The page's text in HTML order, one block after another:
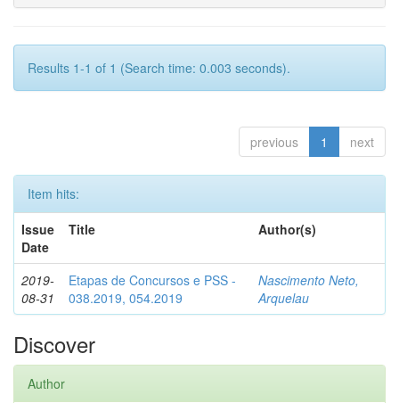
Results 1-1 of 1 (Search time: 0.003 seconds).
previous 1 next
Item hits:
Issue
Date
Title Author(s)
2019-
08-31
Etapas de Concursos e PSS -
038.2019, 054.2019
Nascimento Neto,
Arquelau
Discover
Author